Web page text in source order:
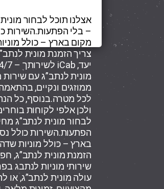
אצלנו תוכל לבחור
– בלי הפתעות.השירות
מקום בארץ – כולל
צריך הזמנת מונית
יעד, iCab לשירותך – 24/7 עם נהגים מקצועיים, זמינות מלאה, ושירות אמין בכל הארץ.
מונית לנתב”ג עם שירות
לכל מטרה.בנוסף, כל
לבחור מונית לנתב”ג
הפתעות.השירות כולל
בארץ – כולל מוניות
שירותי מוניות לנתבג